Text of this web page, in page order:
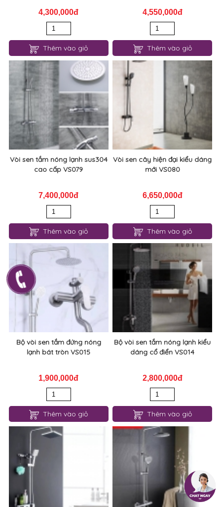
4,300,000đ
Thêm vào giỏ
4,550,000đ
Thêm vào giỏ
Vòi sen tắm nóng lạnh sus304
cao cấp VS079
7,400,000đ
Thêm vào giỏ
Vòi sen cây hiện đại kiểu dáng
mới VS080
6,650,000đ
Thêm vào giỏ
Bộ vòi sen tắm đứng nóng
lạnh bát tròn VS015
1,900,000đ
Thêm vào giỏ
Bộ vòi sen tắm nóng lạnh kiểu
dáng cổ điển VS014
2,800,000đ
Thêm vào giỏ